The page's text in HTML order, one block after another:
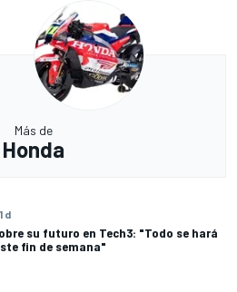
Más de
Honda
1 d
su futuro en Tech3: "Todo se hará
fin de semana"